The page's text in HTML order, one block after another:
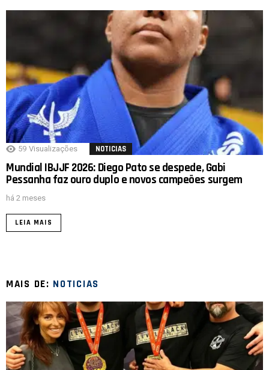
59 Visualizações NOTICIAS
Mundial IBJJF 2026: Diego Pato se despede, Gabi
Pessanha faz ouro duplo e novos campeões surgem
há 2 meses
LEIA MAIS
MAIS DE: NOTICIAS